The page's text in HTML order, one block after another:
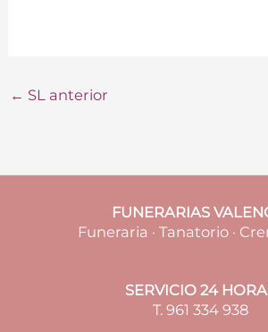
← SL anterior
FUNERARIAS
Funeraria · Tanatorio ·
SERVICIO 24
T. 961 334 938